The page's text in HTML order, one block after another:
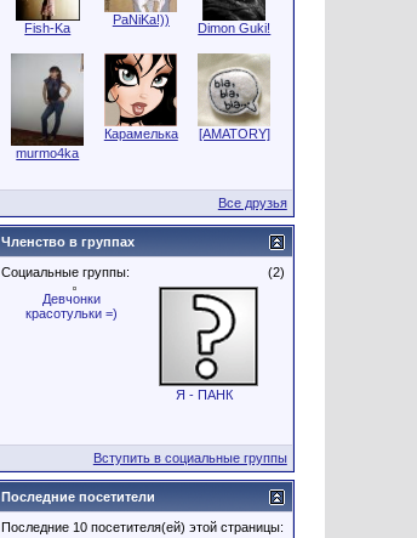
Fish-Ka
PaNiKa!))
Dimon Guki!
murmo4ka
Карамелька [AMATORY]
Все друзья
Членство в группах
(2)
Социальные группы:
Девчонки
красотульки =)
Я - ПАНК
Вступить в социальные группы
Последние посетители
Последние 10 посетителя(ей) этой страницы: